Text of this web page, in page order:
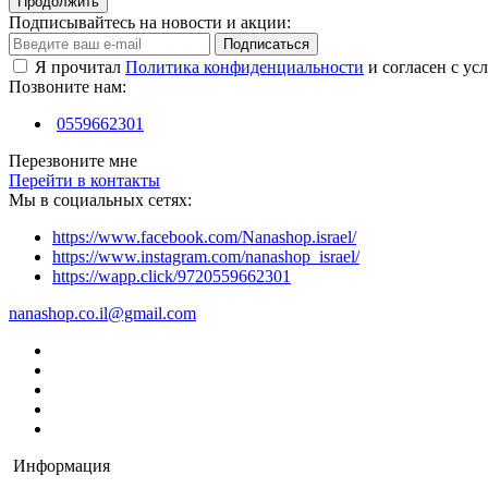
Подписывайтесь на новости и акции:
Подписаться
Я прочитал Политика конфиденциальности и согласен с
Позвоните нам:
0559662301
Перезвоните мне
Перейти в контакты
Мы в социальных сетях:
https://www.facebook.com/Nanashop.israel/
https://www.instagram.com/nanashop_israel/
https://wapp.click/9720559662301
nanashop.co.il@gmail.com
Информация